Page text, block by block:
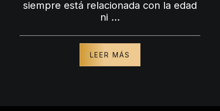
siempre está relacionada con la edad
ni …
LEER MÁS